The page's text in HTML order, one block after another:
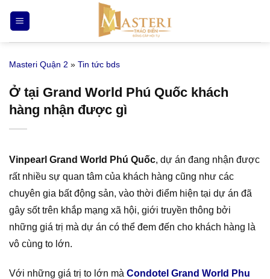
qua
nội
Masteri Quận 2 » Tin tức bds
Ở tại Grand World Phú Quốc khách
hàng nhận được gì
Vinpearl Grand World Phú Quốc, dự án đang nhận được
rất nhiều sự quan tâm của khách hàng cũng như các
chuyên gia bất động sản, vào thời điểm hiện tại dự án đã
gây sốt trên khắp mạng xã hội, giới truyền thông bởi
những giá trị mà dự án có thể đem đến cho khách hàng là
vô cùng to lớn.
Với những giá trị to lớn mà Condotel Grand World Phu